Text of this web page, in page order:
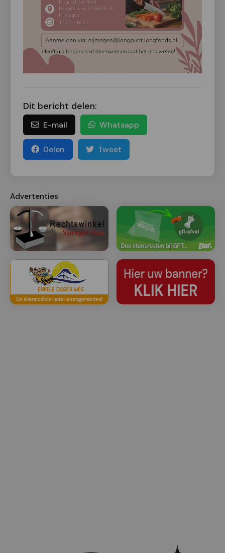
Dit bericht delen:
E-mail Whatsapp
Delen Tweet
Advertenties